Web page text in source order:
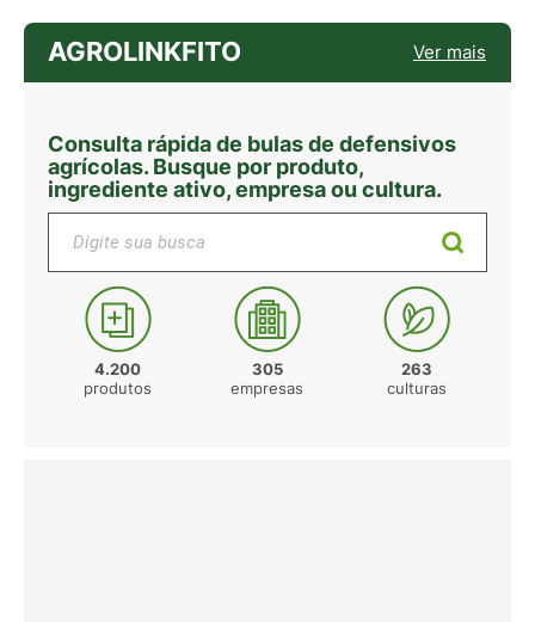
AGROLINKFITO Ver mais
Consulta rápida de bulas de defensivos
agrícolas. Busque por produto,
ingrediente ativo, empresa ou cultura.
4.200
produtos
305
empresas
263
culturas